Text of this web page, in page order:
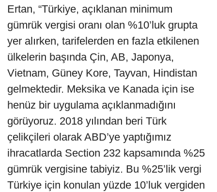
Ertan, “Türkiye, açıklanan minimum
gümrük vergisi oranı olan %10’luk grupta
yer alırken, tarifelerden en fazla etkilenen
ülkelerin başında Çin, AB, Japonya,
Vietnam, Güney Kore, Tayvan, Hindistan
gelmektedir. Meksika ve Kanada için ise
henüz bir uygulama açıklanmadığını
görüyoruz. 2018 yılından beri Türk
çelikçileri olarak ABD’ye yaptığımız
ihracatlarda Section 232 kapsamında %25
gümrük vergisine tabiyiz. Bu %25’lik vergi
Türkiye için konulan yüzde 10’luk vergiden